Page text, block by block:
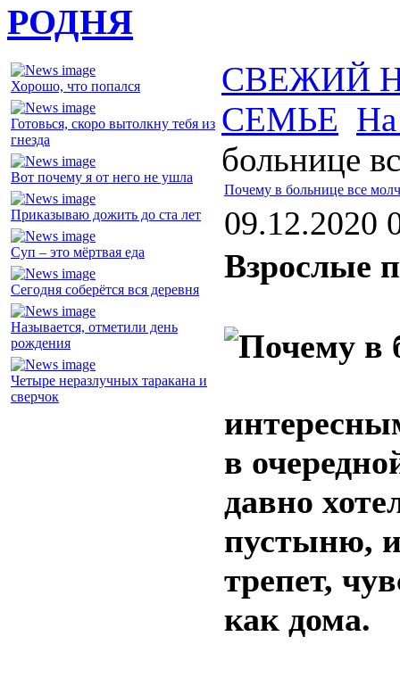
РОДНЯ
Хорошо, что попался
Готовься, скоро вытолкну тебя из
гнезда
Вот почему я от него не ушла
Приказываю дожить до ста лет
Суп – это мёртвая еда
Сегодня соберётся вся деревня
Называется, отметили день
рождения
Четыре неразлучных таракана и
сверчок
СВЕЖИЙ
СЕМЬЕ На
больнице
Почему в больнице все
09.12.2020
Взрослые
в
давно
пустыню,
трепет,
как дома.